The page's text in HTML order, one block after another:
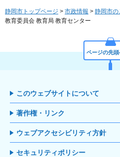
静岡市トップページ > 市政情報 > 静岡市の
教育委員会 教育局 教育センター
ページの先頭
このウェブサイトについて
著作権・リンク
ウェブアクセシビリティ方針
セキュリティポリシー